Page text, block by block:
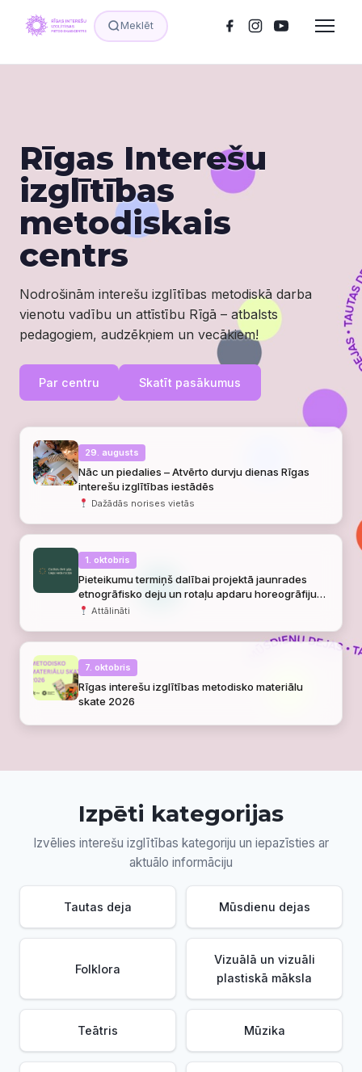
Meklēt
Rīgas Interešu
izglītības
metodiskais
centrs
Nodrošinām interešu izglītības metodiskā darba
vienotu vadību un attīstību Rīgā – atbalsts
pedagogiem, audzēkņiem un vecākiem!
Par centru Skatīt pasākumus
29. augusts
Nāc un piedalies – Atvērto durvju dienas Rīgas
interešu izglītības iestādēs
Dažādās norises vietās
1. oktobris
Pieteikumu termiņš dalībai projektā jaunrades
etnogrāfisko deju un rotaļu apdaru horeogrāfiju
veidošanai
Attālināti
7. oktobris
Rīgas interešu izglītības metodisko materiālu
skate 2026
Izpēti kategorijas
Izvēlies interešu izglītības kategoriju un iepazīsties ar
aktuālo informāciju
Tautas deja Mūsdienu dejas
Folklora
Vizuālā un vizuāli
plastiskā māksla
Teātris Mūzika